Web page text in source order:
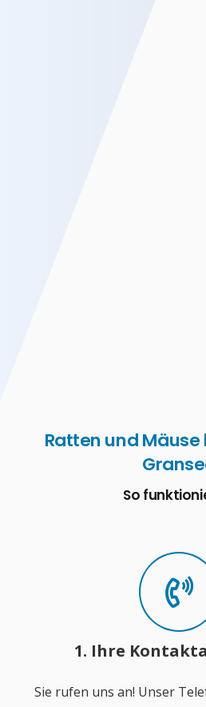
Ratten und
So
1. Ihre
Sie rufen uns an! Unser